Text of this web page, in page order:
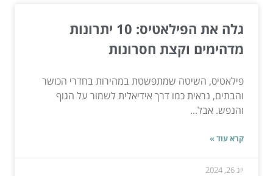
גלה את הפילאטיס: 10 יתרונות
מדהימים וקצת חסרונות
פילאטיס, השיטה שמתפשטת במהירות בחדרי הכושר
והבתים, נראית כמו דרך אידיאלית לשמור על הגוף
והנפש. אבל...
קרא עוד »
יונ 26, 2024